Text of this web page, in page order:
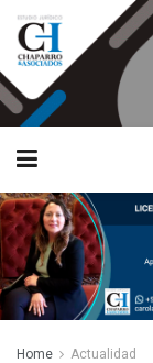
Home Actualidad